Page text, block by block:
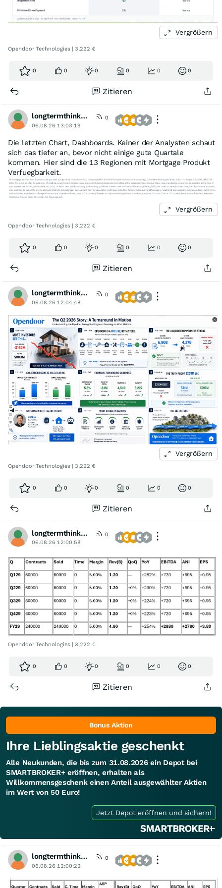
Vergrößern
Opendoor Technologies | 3,222 €
0 0 0 0 0 0
Zitieren
longtermthinker1
0
06.08.26 13:03:19
Die letzten Chart, Dashboards. Keiner der Analysten schaut
sich das tiefer an, bevor nicht einige gute Quartale
kommen. Hier sind die 13 Regionen mit Mortgage Produkt
Verfuegbarkeit.
Vergrößern
Opendoor Technologies | 3,222 €
0 0 0 0 0 0
Zitieren
longtermthinker1
0
06.08.26 12:04:48
Vergrößern
Opendoor Technologies | 3,222 €
0 0 0 0 0 0
Zitieren
longtermthinker1
0
06.08.26 12:00:58
Opendoor Technologies | 3,222 €
0 0 0 0 0 0
Zitieren
Bonus Aktion
Ihre Lieblingsaktie geschenkt
Alle Neukunden, die bis zum 31.08.2026 ein Depot bei
SMARTBROKER+ eröffnen, erhalten als
Willkommensgeschenk einen Anteil ausgewählter Aktien
im Wert von 50 Euro!
Jetzt Depot eröffnen und sichern!
longtermthinker1
0
06.08.26 12:00:22